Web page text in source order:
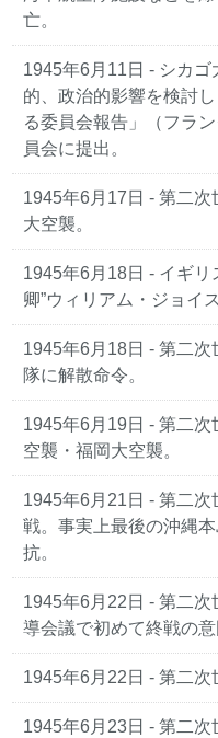
亡。
1945年6月11日 - シカ
的、政治的影響を検討
る委員会報告」（フラ
員会に提出。
1945年6月17日 - 第二
大空襲。
1945年6月18日 - イギリ
卿”ウィリアム・ジョイ
1945年6月18日 - 第二
隊に解散命令。
1945年6月19日 - 第二
空襲・福岡大空襲。
1945年6月21日 - 第二
戦。事実上最後の沖縄
抗。
1945年6月22日 - 第二
導会議で初めて終戦の意
1945年6月22日 - 第二次
1945年6月23日 - 第二